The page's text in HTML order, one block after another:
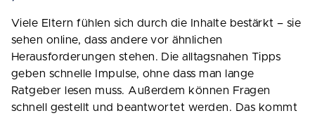
Viele Eltern fühlen sich durch die Inhalte bestärkt – sie
sehen online, dass andere vor ähnlichen
Herausforderungen stehen. Die alltagsnahen Tipps
geben schnelle Impulse, ohne dass man lange
Ratgeber lesen muss. Außerdem können Fragen
schnell gestellt und beantwortet werden. Das kommt